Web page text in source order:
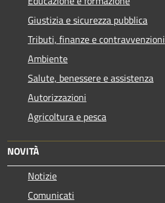
Giustizia e sicurezza pubblica
Tributi, finanze e contravvenzioni
Ambiente
Salute, benessere e assistenza
Autorizzazioni
Agricoltura e pesca
NOVITÀ
Notizie
Comunicati